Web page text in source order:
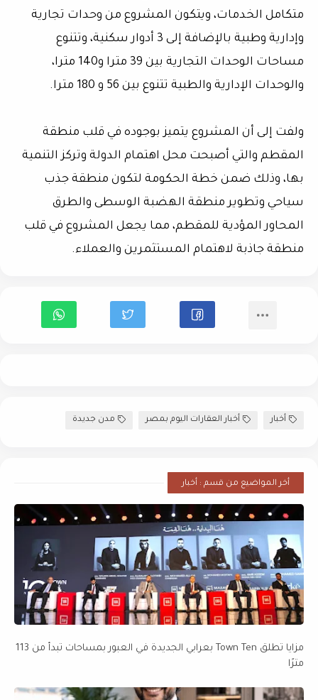
متكامل الخدمات، ويتكون المشروع من وحدات تجارية
وإدارية وطبية بالإضافة إلى 3 أدوار سكنية، وتتنوع
مساحات الوحدات التجارية بين 39 مترا و140 مترا،
والوحدات الإدارية والطبية تتنوع بين 56 و 180 مترا.
ولفت إلى أن المشروع يتميز بوجوده في قلب منطقة
المقطم والتي أصبحت محل اهتمام الدولة وتركز التنمية
بها، وذلك ضمن خطة الحكومة لتكون منطقة جذب
سياحي وتطوير منطقة الهضبة الوسطى والطرق
المحاور المؤدية للمقطم، مما يجعل المشروع في قلب
منطقة جاذبة لاهتمام المستثمرين والعملاء.
أخبار أخبار العقارات اليوم بمصر مدن جديدة
أخر المواضيع من قسم : أخبار
مزايا تطلق Town Ten بعرابي الجديدة في العبور بمساحات تبدأ من 113
مترًا